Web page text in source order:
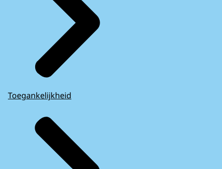
Toegankelijkheid